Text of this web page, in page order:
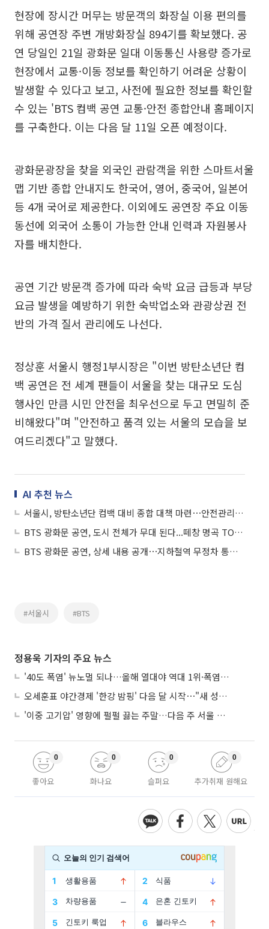
현장에 장시간 머무는 방문객의 화장실 이용 편의를
위해 공연장 주변 개방화장실 894기를 확보했다. 공
연 당일인 21일 광화문 일대 이동통신 사용량 증가로
현장에서 교통·이동 정보를 확인하기 어려운 상황이
발생할 수 있다고 보고, 사전에 필요한 정보를 확인할
수 있는 'BTS 컴백 공연 교통·안전 종합안내 홈페이지
를 구축한다. 이는 다음 달 11일 오픈 예정이다.
광화문광장을 찾을 외국인 관람객을 위한 스마트서울
맵 기반 종합 안내지도 한국어, 영어, 중국어, 일본어
등 4개 국어로 제공한다. 이외에도 공연장 주요 이동
동선에 외국어 소통이 가능한 안내 인력과 자원봉사
자를 배치한다.
공연 기간 방문객 증가에 따라 숙박 요금 급등과 부당
요금 발생을 예방하기 위한 숙박업소와 관광상권 전
반의 가격 질서 관리에도 나선다.
정상훈 서울시 행정1부시장은 "이번 방탄소년단 컴
백 공연은 전 세계 팬들이 서울을 찾는 대규모 도심
행사인 만큼 시민 안전을 최우선으로 두고 면밀히 준
비해왔다"며 "안전하고 품격 있는 서울의 모습을 보
여드리겠다"고 말했다.
AI 추천 뉴스
서울시, 방탄소년단 컴백 대비 종합 대책 마련⋯안전관리·바가지 근절에 총력
BTS 광화문 공연, 도시 전체가 무대 된다...떼창 명곡 TOP5는
BTS 광화문 공연, 상세 내용 공개⋯지하철역 무정차 통과 가능성도
#서울시 #BTS
정용욱 기자의 주요 뉴스
'40도 폭염' 뉴노멀 되나…올해 열대야 역대 1위·폭염일수 평년 3배 넘어
오세훈표 야간경제 '한강 밤핑' 다음 달 시작⋯"새 성장동력 만들 것"
'이중 고기압' 영향에 펄펄 끓는 주말…다음 주 서울 포함 서쪽이 더 덥다
좋아요
0
화나요
0
슬퍼요
0
추가취재 원해요
0